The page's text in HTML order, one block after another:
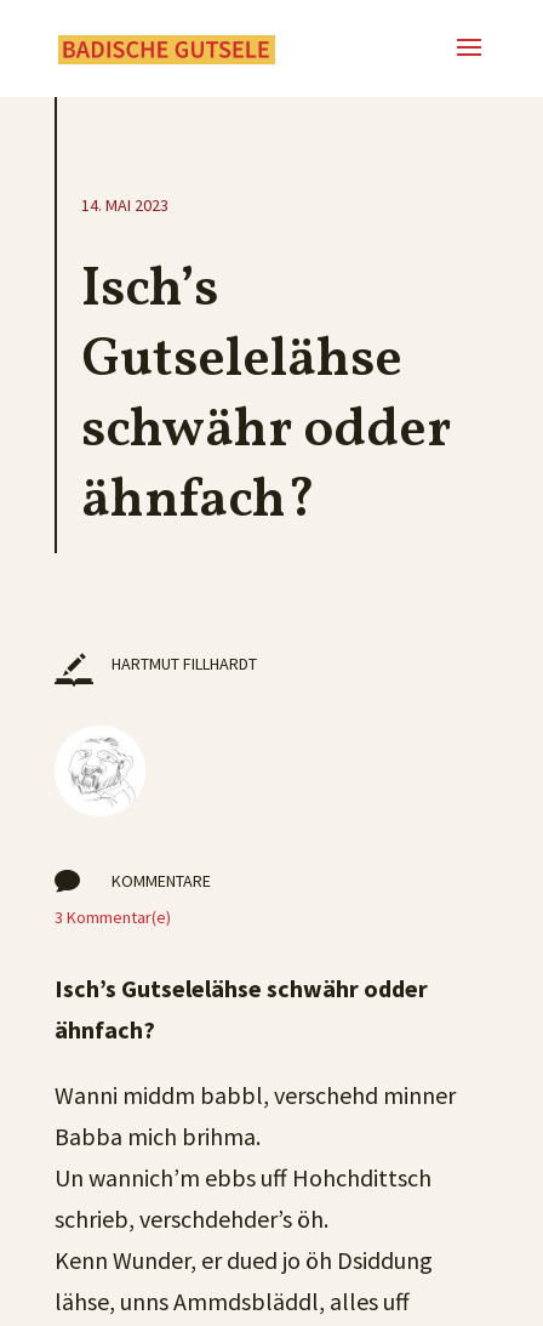
14. MAI 2023
Isch’s
Gutselelähse
schwähr odder
ähnfach?
HARTMUT FILLHARDT

KOMMENTARE
3 Kommentar(e)
Isch’s Gutselelähse schwähr odder
ähnfach?
Wanni middm babbl, verschehd minner
Babba mich brihma.
Un wannich’m ebbs uff Hohchdittsch
schrieb, verschdehder’s öh.
Kenn Wunder, er dued jo öh Dsiddung
lähse, unns Ammdsbläddl, alles uff